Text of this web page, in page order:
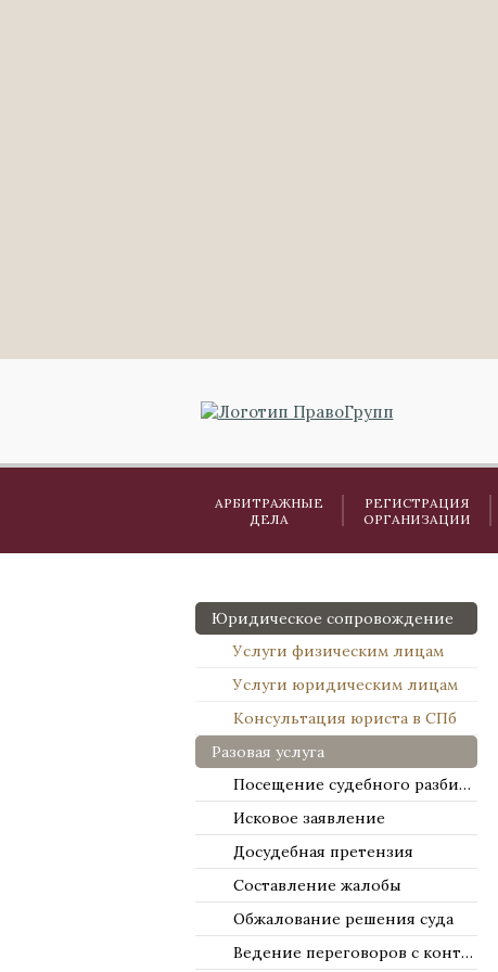
АРБИТРАЖНЫЕ
ДЕЛА
РЕГИСТРАЦИЯ
ОРГАНИЗАЦИИ
Юридическое сопровождение
Услуги физическим лицам
Услуги юридическим лицам
Консультация юриста в СПб
Разовая услуга
Посещение судебного разбирательства
Исковое заявление
Досудебная претензия
Составление жалобы
Обжалование решения суда
Ведение переговоров с контрагентами